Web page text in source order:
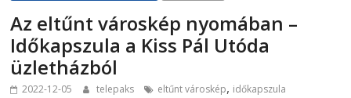
Az eltűnt városkép nyomában –
Időkapszula a Kiss Pál Utóda
üzletházból
2022-12-05 telepaks eltűnt városkép, időkapszula